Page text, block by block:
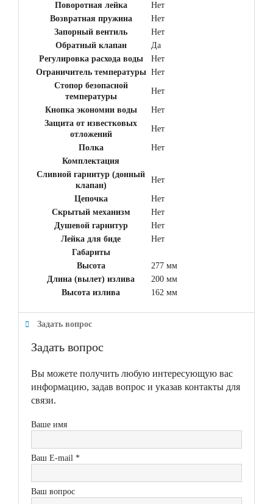
Поворотная лейка
Нет
Возвратная пружина
Нет
Запорный вентиль
Нет
Обратный клапан
Да
Регулировка расхода воды
Нет
Ограничитель температуры Нет
Стопор безопасной
температуры
Нет
Кнопка экономии воды
Нет
Защита от известковых
отложений
Нет
Полка
Нет
Комплектация
Сливной гарнитур (донный
клапан)
Нет
Цепочка
Нет
Скрытый механизм
Нет
Душевой гарнитур
Нет
Лейка для биде
Нет
Габариты
Высота
277 мм
Длина (вылет) излива
200 мм
Высота излива
162 мм
Задать вопрос
Задать вопрос
Вы можете получить любую интересующую вас
информацию, задав вопрос и указав контакты для
связи.
Ваше имя
Ваш E-mail *
Ваш вопрос